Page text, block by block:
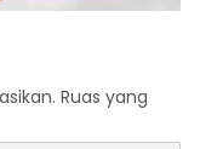
Ruas yang